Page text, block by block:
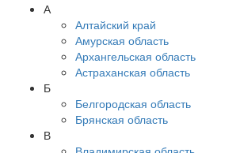
А
Алтайский край
Амурская область
Архангельская область
Астраханская область
Б
Белгородская область
Брянская область
В